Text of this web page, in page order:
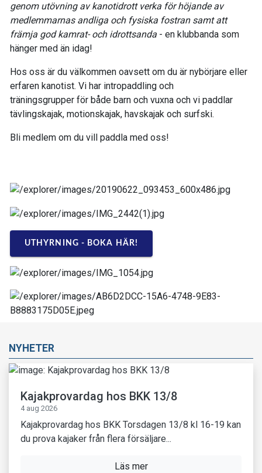
genom utövning av kanotidrott verka för höjande av
medlemmarnas andliga och fysiska fostran samt att
främja god kamrat- och idrottsanda - en klubbanda som
hänger med än idag!
Hos oss är du välkommen oavsett om du är nybörjare eller
erfaren kanotist. Vi har intropaddling och
träningsgrupper för både barn och vuxna och vi paddlar
tävlingskajak, motionskajak, havskajak och surfski.
Bli medlem om du vill paddla med oss!
UTHYRNING - BOKA HÄR!
NYHETER
Kajakprovardag hos BKK 13/8
4 aug 2026
Kajakprovardag hos BKK Torsdagen 13/8 kl 16-19 kan
du prova kajaker från flera försäljare...
Läs mer